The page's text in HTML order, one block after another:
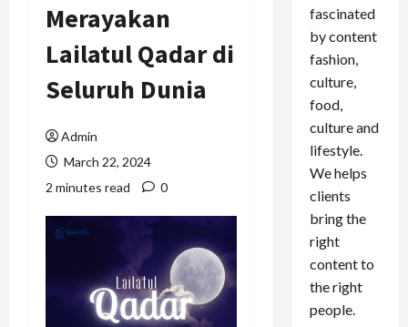
Merayakan
Lailatul Qadar di
Seluruh Dunia
Admin
March 22, 2024
2 minutes read
0
fascinated
by content
fashion,
culture,
food,
culture and
lifestyle.
We helps
clients
bring the
right
content to
the right
people.